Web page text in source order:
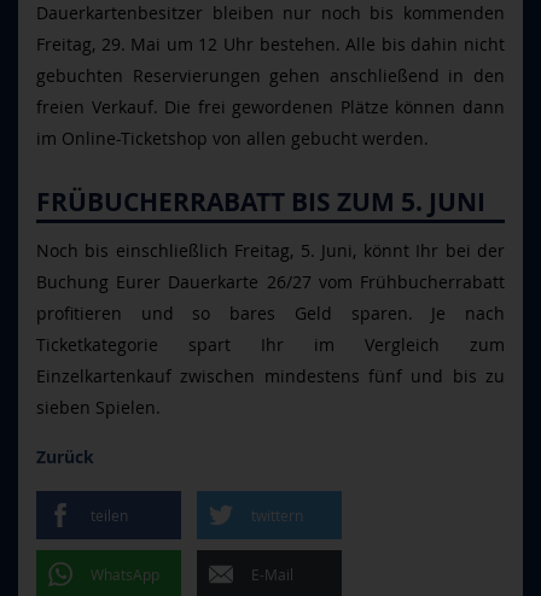
Dauerkartenbesitzer bleiben nur noch bis kommenden
Freitag, 29. Mai um 12 Uhr bestehen. Alle bis dahin nicht
gebuchten Reservierungen gehen anschließend in den
freien Verkauf. Die frei gewordenen Plätze können dann
im Online-Ticketshop von allen gebucht werden.
FRÜBUCHERRABATT BIS ZUM 5. JUNI
Noch bis einschließlich Freitag, 5. Juni, könnt Ihr bei der
Buchung Eurer Dauerkarte 26/27 vom Frühbucherrabatt
profitieren und so bares Geld sparen. Je nach
Ticketkategorie spart Ihr im Vergleich zum
Einzelkartenkauf zwischen mindestens fünf und bis zu
sieben Spielen.
Zurück
teilen twittern
WhatsApp E-Mail